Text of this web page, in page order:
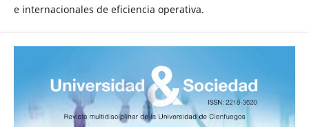
e internacionales de eficiencia operativa.